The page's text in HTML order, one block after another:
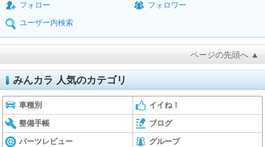
フォロー
フォロワー
ユーザー内検索
ページの先頭へ ▲
みんカラ 人気のカテゴリ
車種別 イイね！
整備手帳 ブログ
パーツレビュー グループ